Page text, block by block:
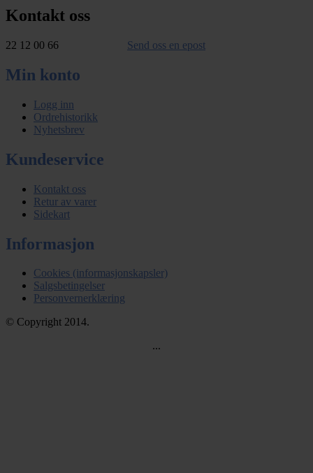
Kontakt oss
22 12 00 66 Send oss en epost
Min konto
Logg inn
Ordrehistorikk
Nyhetsbrev
Kundeservice
Kontakt oss
Retur av varer
Sidekart
Informasjon
Cookies (informasjonskapsler)
Salgsbetingelser
Personvernerklæring
© Copyright 2014.
...